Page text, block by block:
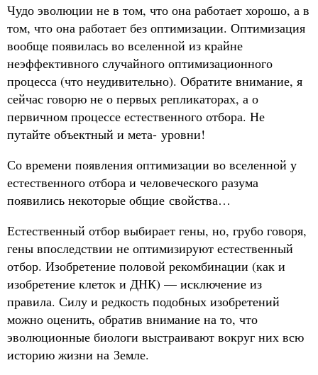
Чудо эволюции не в том, что она работает хорошо, а в
том, что она работает без оптимизации. Оптимизация
вообще появилась во вселенной из крайне
неэффективного случайного оптимизационного
процесса (что неудивительно). Обратите внимание, я
сейчас говорю не о первых репликаторах, а о
первичном процессе естественного отбора. Не
путайте объектный и мета- уровни!
Со времени появления оптимизации во вселенной у
естественного отбора и человеческого разума
появились некоторые общие свойства…
Естественный отбор выбирает гены, но, грубо говоря,
гены впоследствии не оптимизируют естественный
отбор. Изобретение половой рекомбинации (как и
изобретение клеток и ДНК) — исключение из
правила. Силу и редкость подобных изобретений
можно оценить, обратив внимание на то, что
эволюционные биологи выстраивают вокруг них всю
историю жизни на Земле.